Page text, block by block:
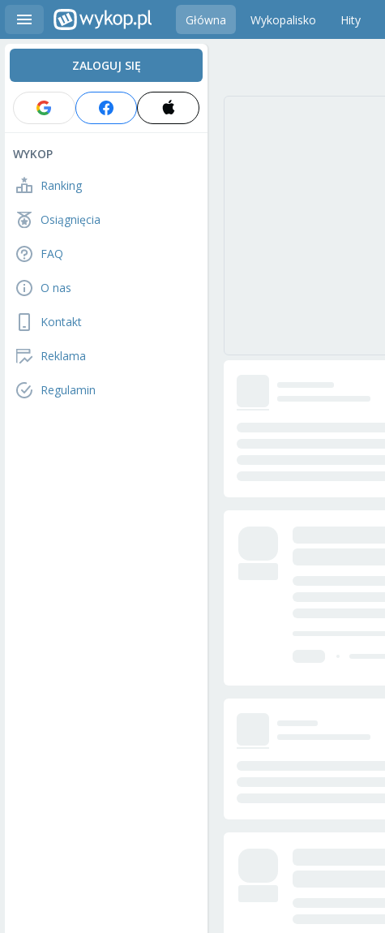
Główna Wykopalisko Hity
ZALOGUJ SIĘ
WYKOP
Ranking
Osiągnięcia
FAQ
O nas
Kontakt
Reklama
Regulamin